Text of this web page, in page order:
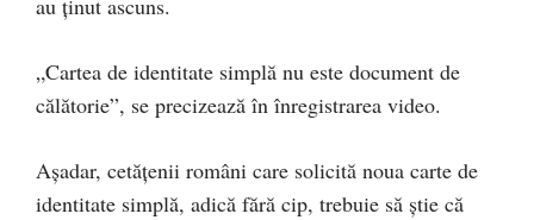
„Cartea de identitate simplă nu este document de
călătorie”, se precizează în înregistrarea video.
Așadar, cetățenii români care solicită noua carte de
identitate simplă, adică fără cip, trebuie să știe că